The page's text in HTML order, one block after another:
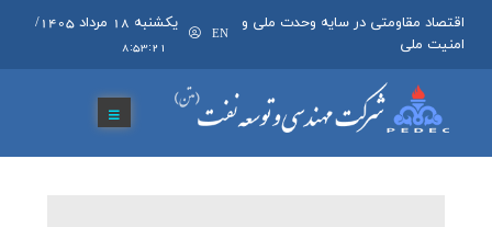
اقتصاد مقاومتی در سایه وحدت ملی و
امنیت ملی
EN
يکشنبه 18 مرداد 1405 /
8:53:21